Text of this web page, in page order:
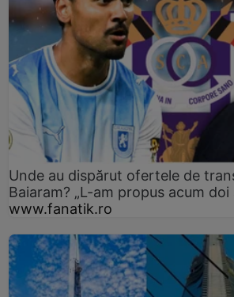
Unde au dispărut ofertele de
Baiaram? „L-am propus acum
www.fanatik.ro